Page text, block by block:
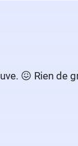
😖 Rien